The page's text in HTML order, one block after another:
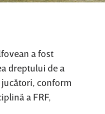
a fost
dreptului de a
conform
a FRF,